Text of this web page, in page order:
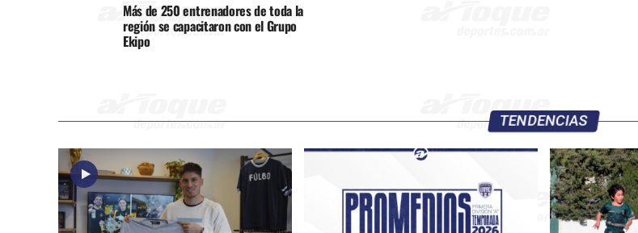
Más de 250 entrenadores de toda la
región se capacitaron con el Grupo
Ekipo
TENDENCIAS